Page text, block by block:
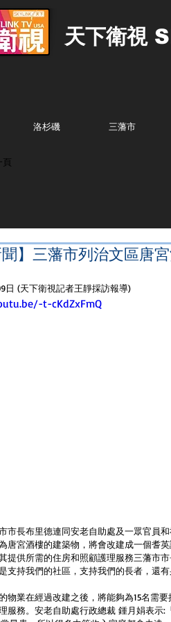
天下衛視
洛杉磯 三藩市
頁
聞】三藩市列治文區唐
日 (天下衛視記者王靜採訪報導)
t-cKdZxFmQ
市長布里德連同安老自助處及一眾官員
唐宮酒樓的建築物，將會改建成一個耆
提供所需的住房和照顧護理服務三藩市
支持我們的社區，支持我們的長者，還
物業在經過改建之後，將能夠為15名需
服務。安老自助處行政總裁 鍾月娟表示